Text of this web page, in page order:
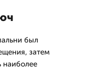
был
затем
наиболее